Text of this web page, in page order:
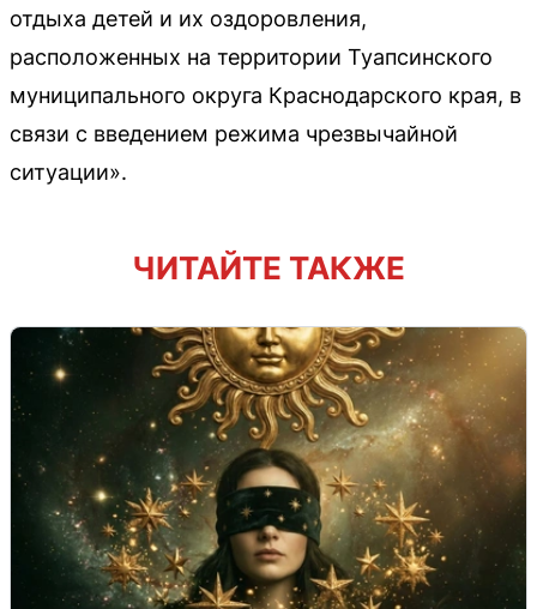
отдыха детей и их оздоровления,
расположенных на территории Туапсинского
муниципального округа Краснодарского края, в
связи с введением режима чрезвычайной
ситуации».
ЧИТАЙТЕ ТАКЖЕ